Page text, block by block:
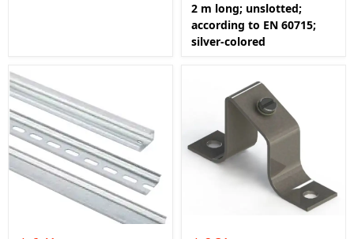
2 m long; unslotted;
according to EN 60715;
silver-colored